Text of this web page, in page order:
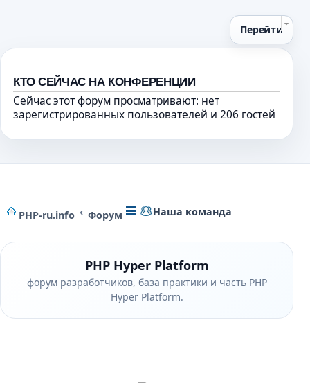
Перейти
КТО СЕЙЧАС НА КОНФЕРЕНЦИИ
Сейчас этот форум просматривают: нет
зарегистрированных пользователей и 206 гостей
PHP-ru.info Форум Наша команда
PHP Hyper Platform
форум разработчиков, база практики и часть PHP
Hyper Platform.